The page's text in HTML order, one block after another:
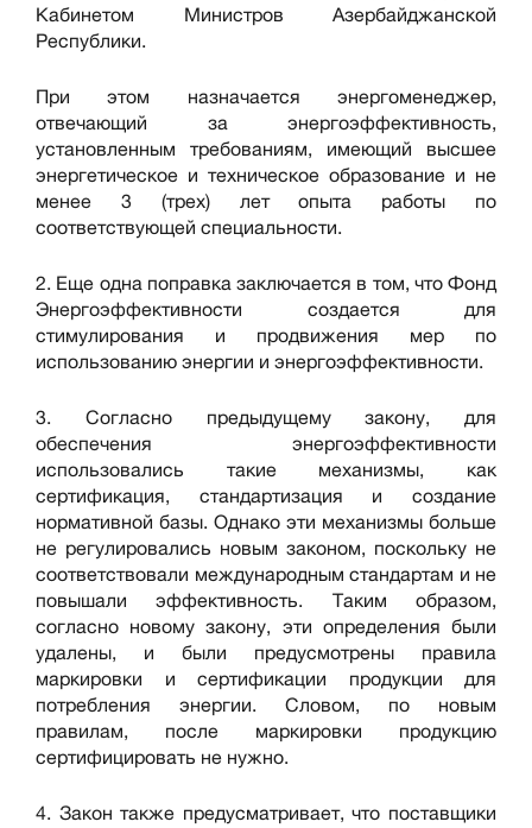
Кабинетом Министров Азербайджанской
Республики.
При этом назначается энергоменеджер,
отвечающий за энергоэффективность,
установленным требованиям, имеющий высшее
энергетическое и техническое образование и не
менее 3 (трех) лет опыта работы по
соответствующей специальности.
2. Еще одна поправка заключается в том, что Фонд
Энергоэффективности создается для
стимулирования и продвижения мер по
использованию энергии и энергоэффективности.
3. Согласно предыдущему закону, для
обеспечения энергоэффективности
использовались такие механизмы, как
сертификация, стандартизация и создание
нормативной базы. Однако эти механизмы больше
не регулировались новым законом, поскольку не
соответствовали международным стандартам и не
повышали эффективность. Таким образом,
согласно новому закону, эти определения были
удалены, и были предусмотрены правила
маркировки и сертификации продукции для
потребления энергии. Словом, по новым
правилам, после маркировки продукцию
сертифицировать не нужно.
4. Закон также предусматривает, что поставщики